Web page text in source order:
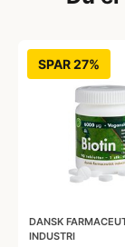
SPAR 27%
DANSK
INDUSTRI